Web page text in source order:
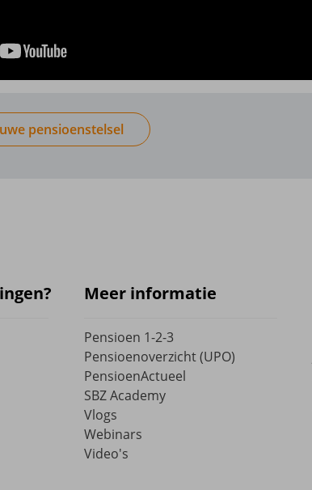
pensioenstelsel
Meer informatie
Pensioen 1-2-3
Pensioenoverzicht (UPO)
PensioenActueel
SBZ Academy
Vlogs
Webinars
Video's